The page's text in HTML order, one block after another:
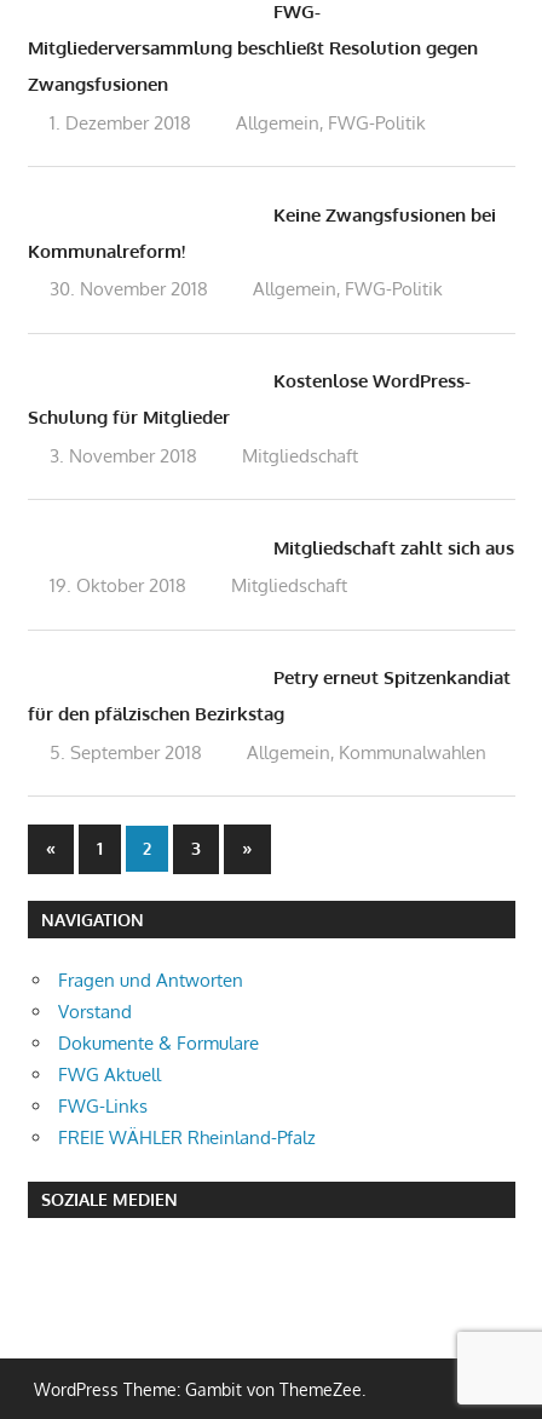
FWG-
Mitgliederversammlung beschließt Resolution gegen
Zwangsfusionen
1. Dezember 2018
admin
Allgemein, FWG-Politik
Keine Zwangsfusionen bei
Kommunalreform!
30. November 2018
admin
Allgemein, FWG-Politik
Kostenlose WordPress-
Schulung für Mitglieder
3. November 2018
admin
Mitgliedschaft
Mitgliedschaft zahlt sich aus
19. Oktober 2018
admin
Mitgliedschaft
Petry erneut Spitzenkandiat
für den pfälzischen Bezirkstag
5. September 2018
admin
Allgemein, Kommunalwahlen
Seitennummerierung
der
Beiträge
«Vorherige
Beiträge
1 2 3
Nächste
Beiträge
»
NAVIGATION
Fragen und Antworten
Vorstand
Dokumente & Formulare
FWG Aktuell
FWG-Links
FREIE WÄHLER Rheinland-Pfalz
SOZIALE MEDIEN
WordPress Theme: Gambit von ThemeZee.